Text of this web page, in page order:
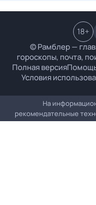
© Рамблер —
гороскопы, почта,
Полная версия
Условия
18+
На
рекомендательные